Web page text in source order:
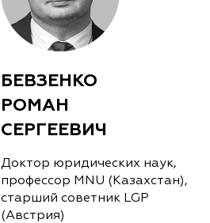
БЕВЗЕНКО
РОМАН
СЕРГЕЕВИЧ
Доктор юридических наук,
профессор MNU (Казахстан),
старший cоветник LGP
(Австрия)